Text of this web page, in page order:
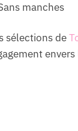
manches
sélections de